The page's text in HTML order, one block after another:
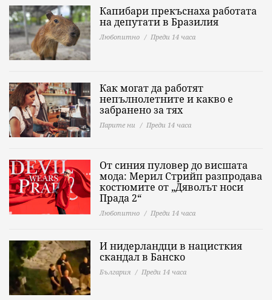
Капибари прекъснаха работата
на депутати в Бразилия
Любопитно Преди 14 часа
Как могат да работят
непълнолетните и какво е
забранено за тях
Парите ни Преди 14 часа
От синия пуловер до висшата
мода: Мерил Стрийп разпродава
костюмите от „Дяволът носи
Прада 2“
Любопитно Преди 14 часа
И нидерландци в нацисткия
скандал в Банско
България Преди 14 часа